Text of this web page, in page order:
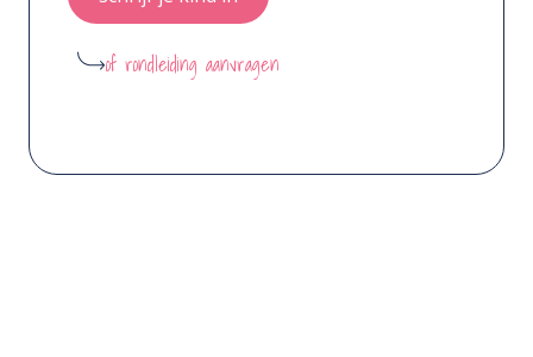
of rondleiding aanvragen